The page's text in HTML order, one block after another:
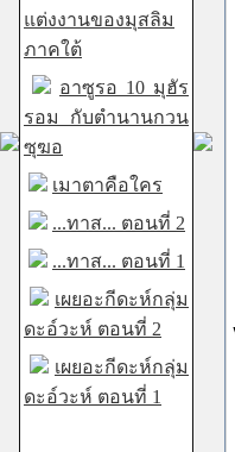
แต่งงานของมุสลิม
ภาคใต้
อาซูรอ 10 มุฮัร
รอม กับตำนานกวน
ซุฆอ
เมาตาคือใคร
...ทาส... ตอนที่ 2
...ทาส... ตอนที่ 1
เผยอะกีดะห์กลุ่ม
ดะอ์วะห์ ตอนที่ 2
เผยอะกีดะห์กลุ่ม
ดะอ์วะห์ ตอนที่ 1